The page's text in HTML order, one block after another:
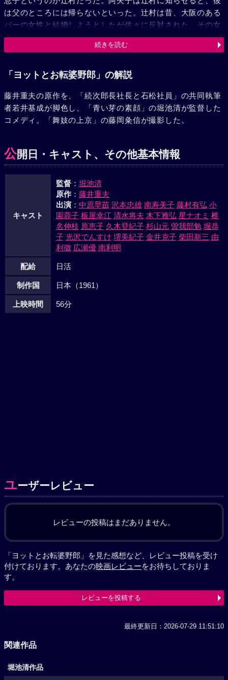
は父のところには帰らないといった。辻村は昔、大阪のある
バーの女性と結婚しようとしたが佐々に反対された。その女
性が弓子で、弓子は辻村のために身をひいたのだ。おどろい
た阿矢子は弓子に辻村と結婚するようにいった。が、弓子は
佐々はまだ弓子を許そうとはしなかった。弓子は湘南地方の
した。ヨッテルのマネージャーあきは佐々の後妻だった。
佐々は辻村に気がねして別居していたのを、渋谷が自分のヨ
ッテルで働かしていたのだ。あきにはみどりという佐々の子
りが事故をおこしたといって、佐々をヨッテルまでよび出し
た。そこで阿失子、辻村、弓子、渋谷たちから、吊るし上げ
め、あきとみどりを家に引取り、渋谷への出資もきまった。
続きを読む
「ヨットとお転婆野郎」の解説
藤井重夫の原作を、「続次郎長社長と石松社員」の共同執筆
者若井基成が脚色し、「青い芽の素顔」の堀池清が監督した
コメディ。「舞妓の上京」の藤岡粂信が撮影した。
公開日・キャスト、その他基本情報
キャスト
監督： 堀池清
原作： 藤井重夫
出演： 中原早苗 沢本忠雄 南寿美子 藤村有弘 小
園蓉子 板屋幸江 清水将夫 木下雅弘 星ナオミ 椎
名伸枝 原恵子 久木登紀子 杉山元 曽我部勉 堀恭
子 光沢でんすけ 堺美紀子 金井克子 柴田新三 由
利徹 広瀬優 南利明
配給 日活
制作国 日本（1961）
上映時間 56分
ユーザーレビュー
レビューの投稿はまだありません。
「ヨットとお転婆野郎」を見た感想など、レビュー投稿を受け
付けております。あなたの映画レビューをお待ちしておりま
す。
レビューを投稿する
最終更新日：2026-07-29 11:51:10
関連作品
堀池清作品